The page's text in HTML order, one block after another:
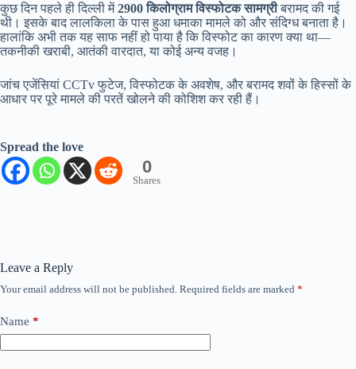
कुछ दिन पहले ही दिल्ली में2900 किलोग्राम विस्फोटक सामग्रीबरामद की गई
थी। इसके बाद लालकिला के पास हुआ धमाका मामले को और संदिग्ध बनाता है।
हालांकि अभी तक यह साफ नहीं हो पाया है कि विस्फोट का कारण क्या था—
तकनीकी खराबी, आतंकी वारदात, या कोई अन्य वजह।
जांच एजेंसियां CCTv फुटेज, विस्फोटक के अवशेष, और बरामद शवों के हिस्सों के
आधार पर पूरे मामले की परतें खोलने की कोशिश कर रही हैं।
Spread the love
0
Shares
Leave a Reply
Your email address will not be published. Required fields are marked *
Name *